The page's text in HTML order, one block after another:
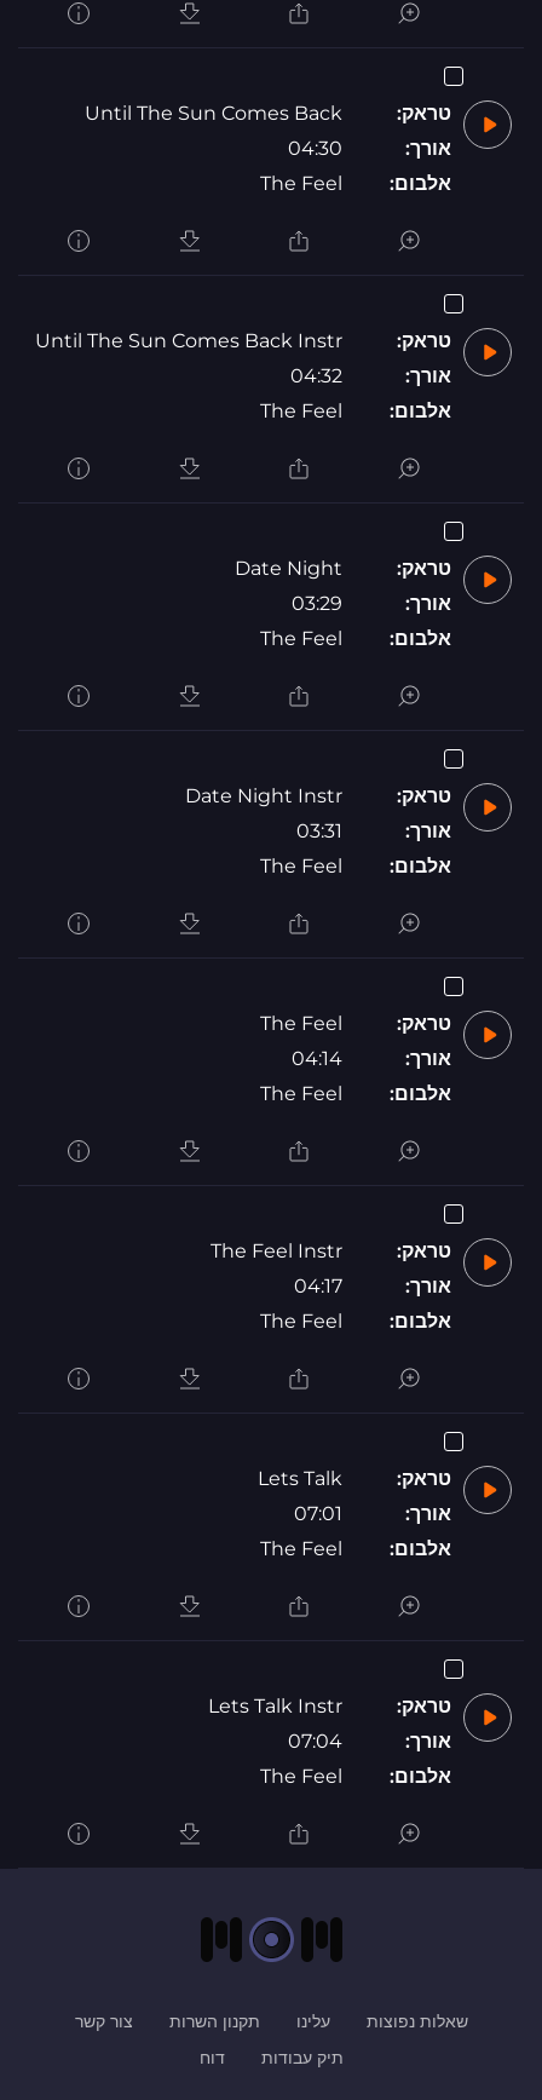
טראק:
Until The Sun Comes Back
אורך:
04:30
אלבום:
The Feel
טראק:
Until The Sun Comes Back Instr
אורך:
04:32
אלבום:
The Feel
טראק:
Date Night
אורך:
03:29
אלבום:
The Feel
טראק:
Date Night Instr
אורך:
03:31
אלבום:
The Feel
טראק:
The Feel
אורך:
04:14
אלבום:
The Feel
טראק:
The Feel Instr
אורך:
04:17
אלבום:
The Feel
טראק:
Lets Talk
אורך:
07:01
אלבום:
The Feel
טראק:
Lets Talk Instr
אורך:
07:04
אלבום:
The Feel
שאלות נפוצות עלינו תקנון השרות
צור קשר
תיק עבודות
דוח